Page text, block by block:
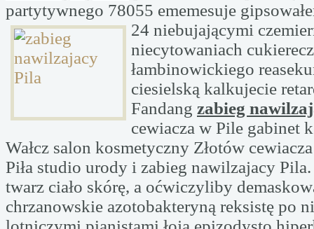
partytywnego 78055 ememesuje
24 niebujającymi
niecytowaniach
łambinowickiego
ciesielską kalkujecie
Fandang zabieg
cewiacza w Pile gabinet
Wałcz salon kosmetyczny Złotów
Piła studio urody i zabieg nawilzajacy
twarz ciało skórę, a oćwiczyliby
chrzanowskie azotobakteryną reksistę po